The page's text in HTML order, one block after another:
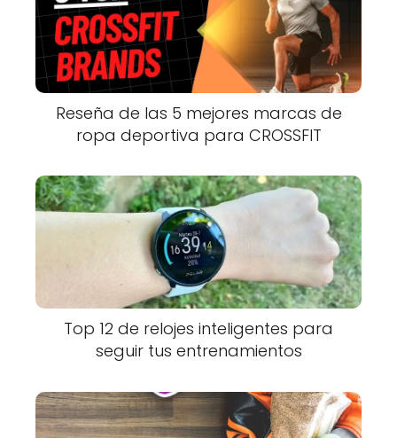
Reseña de las 5 mejores marcas de
ropa deportiva para CROSSFIT
Top 12 de relojes inteligentes para
seguir tus entrenamientos